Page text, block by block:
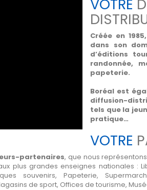
VOTRE
Créée en
dans son
d’éditions
randonnée,
papeterie.
Boréal est
diffusion-
tels que la
pratique…
VOTRE
partenaires, que nous
plus grandes enseignes nationales :
souvenirs, Papeterie,
de sport, Offices de tourisme,